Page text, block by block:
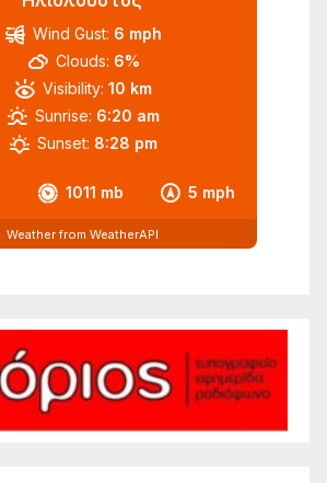
1011 mb 5 mph
Wind Gust: 6 mph
Clouds: 6%
Visibility: 10 km
Sunrise: 6:20 am
Sunset: 8:28 pm
Weather from WeatherAPI